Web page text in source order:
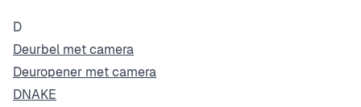
D
Deurbel met camera
Deuropener met camera
DNAKE